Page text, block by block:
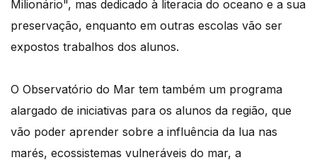
Milionário", mas dedicado à literacia do oceano e a sua
preservação, enquanto em outras escolas vão ser
expostos trabalhos dos alunos.
O Observatório do Mar tem também um programa
alargado de iniciativas para os alunos da região, que
vão poder aprender sobre a influência da lua nas
marés, ecossistemas vulneráveis do mar, a